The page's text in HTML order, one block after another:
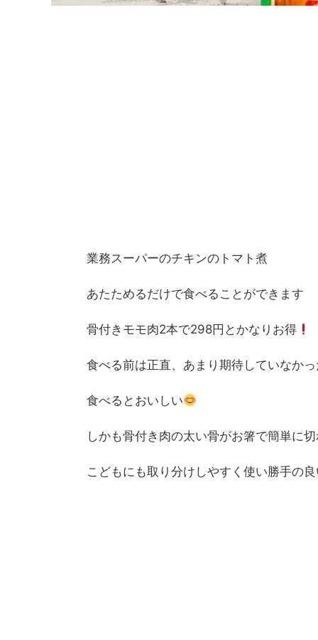
業務スーパーのチキンのトマト煮
あたためるだけで食べることができます
骨付きモモ肉2本で298円とかなりお得
食べる前は正直、あまり期待していなか
食べるとおいしい
しかも骨付き肉の太い骨がお箸で簡単に
こどもにも取り分けしやすく使い勝手の